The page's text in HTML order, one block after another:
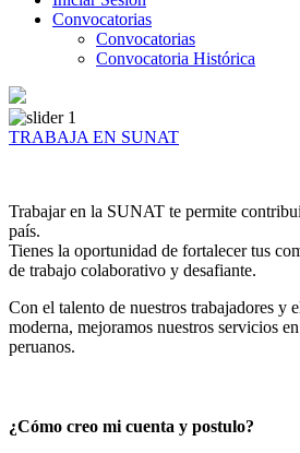
Convocatorias
Convocatorias
Convocatoria Histórica
TRABAJA EN SUNAT
Trabajar en la SUNAT te permite
país.
Tienes la oportunidad de fortalecer tus
de trabajo colaborativo y desafiante.
Con el talento de nuestros trabajadores y
moderna, mejoramos nuestros servicios
peruanos.
¿Cómo creo mi cuenta y postulo?